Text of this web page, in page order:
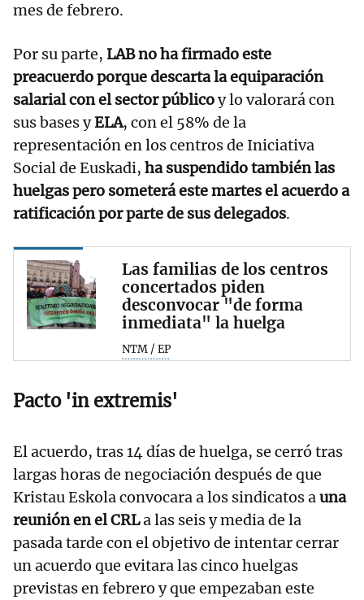
mes de febrero.
Por su parte, LAB no ha firmado este
preacuerdo porque descarta la equiparación
salarial con el sector públicoy lo valorará con
sus bases yELA, con el 58% de la
representación en los centros de Iniciativa
Social de Euskadi, ha suspendido también las
huelgas pero someterá este martes el acuerdo a
ratificación por parte de sus delegados.
Las familias de los centros
concertados piden
desconvocar "de forma
inmediata" la huelga
NTM / EP
Pacto 'in extremis'
El acuerdo, tras 14 días de huelga, se cerró tras
largas horas de negociación después de que
Kristau Eskola convocara a los sindicatos auna
reunión en el CRLa las seis y media de la
pasada tarde con el objetivo de intentar cerrar
un acuerdo que evitara las cinco huelgas
previstas en febrero y que empezaban este